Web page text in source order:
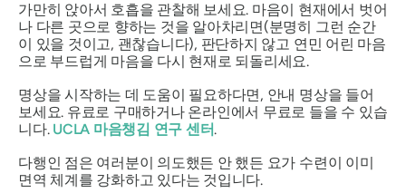
가만히 앉아서 호흡을 관찰해 보세요. 마음이 현재에서 벗어
나 다른 곳으로 향하는 것을 알아차리면(분명히 그런 순간
이 있을 것이고, 괜찮습니다), 판단하지 않고 연민 어린 마음
으로 부드럽게 마음을 다시 현재로 되돌리세요.
명상을 시작하는 데 도움이 필요하다면, 안내 명상을 들어
보세요. 유료로 구매하거나 온라인에서 무료로 들을 수 있습
니다. UCLA 마음챙김 연구 센터.
다행인 점은 여러분이 의도했든 안 했든 요가 수련이 이미
면역 체계를 강화하고 있다는 것입니다.